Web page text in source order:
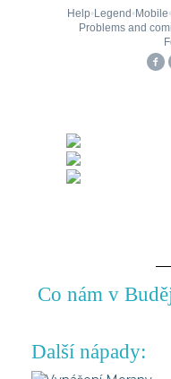
Co nám v
Další nápady: